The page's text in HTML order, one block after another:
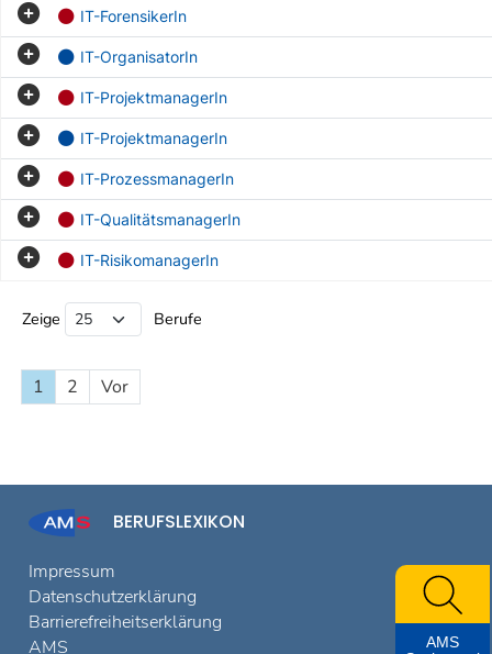
IT-ForensikerIn
IT-OrganisatorIn
IT-ProjektmanagerIn
IT-ProjektmanagerIn
IT-ProzessmanagerIn
IT-QualitätsmanagerIn
IT-RisikomanagerIn
Zeige Berufe
1 2 Vor
BERUFSLEXIKON
Impressum
Datenschutzerklärung
Barrierefreiheitserklärung
AMS
AMS